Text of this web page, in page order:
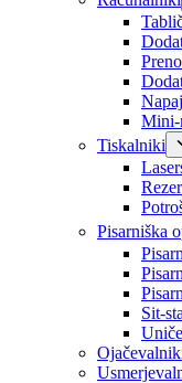
Mini-
Tiskalniki
Pisarniška
Sit-